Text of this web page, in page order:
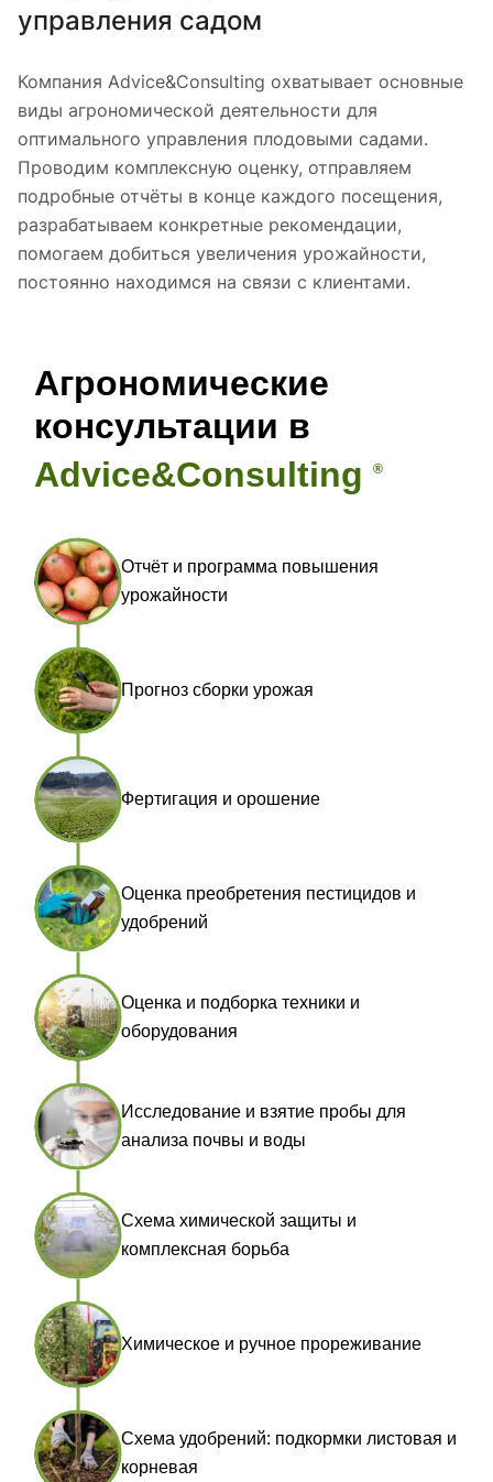
управления садом
Компания Advice&Consulting охватывает основные
виды агрономической деятельности для
оптимального управления плодовыми садами.
Проводим комплексную оценку, отправляем
подробные отчёты в конце каждого посещения,
разрабатываем конкретные рекомендации,
помогаем добиться увеличения урожайности,
постоянно находимся на связи с клиентами.
Агрономические
консультации в
Advice&Consulting
®
Отчёт и программа повышения
урожайности
Прогноз сборки урожая
Фертигация и орошение
Оценка преобретения пестицидов и
удобрений
Оценка и подборка техники и
оборудования
Исследование и взятие пробы для
анализа почвы и воды
Схема химической защиты и
комплексная борьба
Химическое и ручное прореживание
Схема удобрений: подкормки листовая и
корневая